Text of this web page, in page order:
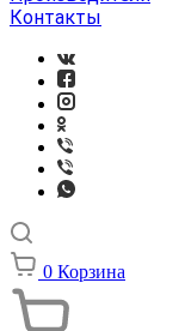
Контакты
0 Корзина